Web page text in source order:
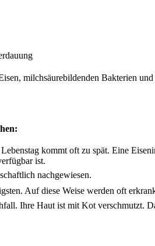
milchsäurebildenden Bakterien
kommt oft zu spät. Eine
ist.
nachgewiesen.
Auf diese Weise werden oft
Ihre Haut ist mit Kot verschmutzt.